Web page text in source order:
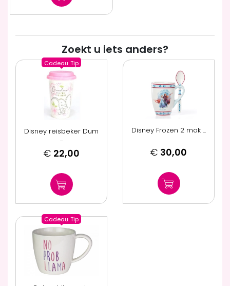
Zoekt u iets anders?
Cadeau Tip
Disney reisbeker Dum
...
€ 22,00
Disney Frozen 2 mok ...
€ 30,00
Cadeau Tip